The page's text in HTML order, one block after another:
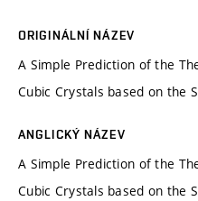
ORIGINÁLNÍ NÁZEV
A Simple Prediction of the
Cubic Crystals based on the
ANGLICKÝ NÁZEV
A Simple Prediction of the
Cubic Crystals based on the